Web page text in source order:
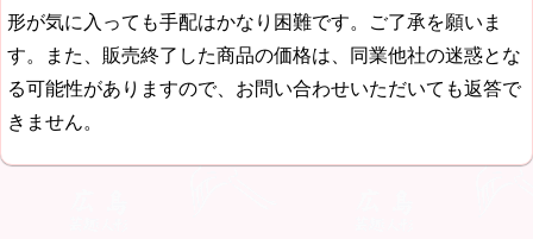
形が気に入っても手配はかなり困難です。ご了承を願いま
す。また、販売終了した商品の価格は、同業他社の迷惑とな
る可能性がありますので、お問い合わせいただいても返答で
きません。